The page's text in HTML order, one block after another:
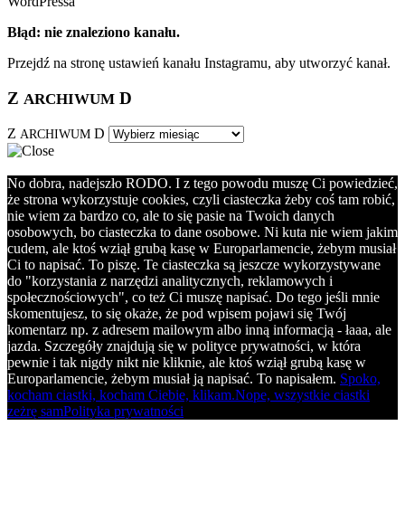
Błąd: nie znaleziono kanału.
Przejdź na stronę ustawień kanału Instagramu, aby utworzyć kanał.
Z ARCHIWUM D
Z ARCHIWUM D
No dobra, nadejszło RODO. I z tego powodu muszę Ci powiedzieć,
że strona wykorzystuje cookies, czyli ciasteczka żeby coś tam robić,
nie wiem za bardzo co, ale to się pasie na Twoich danych
osobowych, bo ciasteczka to dane osobowe. Ni kuta nie wiem jakim
cudem, ale ktoś wziął grubą kasę w Europarlamencie, żebym musiał
Ci to napisać. To piszę. Te ciasteczka są jeszcze wykorzystywane
do "korzystania z narzędzi analitycznych, reklamowych i
społecznościowych", co też Ci muszę napisać. Do tego jeśli mnie
skomentujesz, to się okaże, że pod wpisem pojawi się Twój
komentarz np. z adresem mailowym albo inną informacją - łaaa, ale
jazda. Szczegóły znajdują się w polityce prywatności, w która
pewnie i tak nigdy nikt nie kliknie, ale ktoś wziął grubą kasę w
Europarlamencie, żebym musiał ją napisać. To napisałem. Spoko,
kocham ciastki, kocham Ciebie, klikam.Nope, wszystkie ciastki
zeżrę samPolityka prywatności